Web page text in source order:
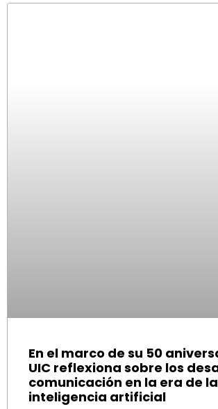
En el marco de su 50
UIC reflexiona sobre los
comunicación en la era de la
inteligencia artificial